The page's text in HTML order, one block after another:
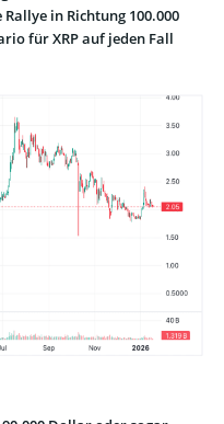
in Richtung 100.000
für XRP auf jeden Fall